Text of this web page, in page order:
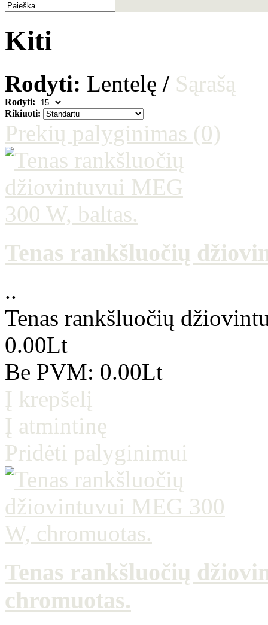
Kiti
Rodyti: Lentelę / Sąrašą
Rodyti:
Rikiuoti:
Prekių palyginimas (0)
Tenas rankšluočių
..
Tenas rankšluočių
0.00Lt
Be PVM: 0.00Lt
Į krepšelį
Į atmintinę
Pridėti palyginimui
Tenas rankšluočių
chromuotas.